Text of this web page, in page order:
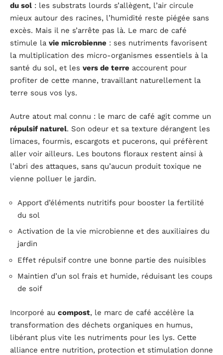
du sol : les substrats lourds s’allègent, l’air circule
mieux autour des racines, l’humidité reste piégée sans
excès. Mais il ne s’arrête pas là. Le marc de café
stimule la vie microbienne : ses nutriments favorisent
la multiplication des micro-organismes essentiels à la
santé du sol, et les vers de terre accourent pour
profiter de cette manne, travaillant naturellement la
terre sous vos lys.
Autre atout mal connu : le marc de café agit comme un
répulsif naturel. Son odeur et sa texture dérangent les
limaces, fourmis, escargots et pucerons, qui préfèrent
aller voir ailleurs. Les boutons floraux restent ainsi à
l’abri des attaques, sans qu’aucun produit toxique ne
vienne polluer le jardin.
Apport d’éléments nutritifs pour booster la fertilité
du sol
Activation de la vie microbienne et des auxiliaires du
jardin
Effet répulsif contre une bonne partie des nuisibles
Maintien d’un sol frais et humide, réduisant les coups
de soif
Incorporé au compost, le marc de café accélère la
transformation des déchets organiques en humus,
libérant plus vite les nutriments pour les lys. Cette
alliance entre nutrition, protection et stimulation donne